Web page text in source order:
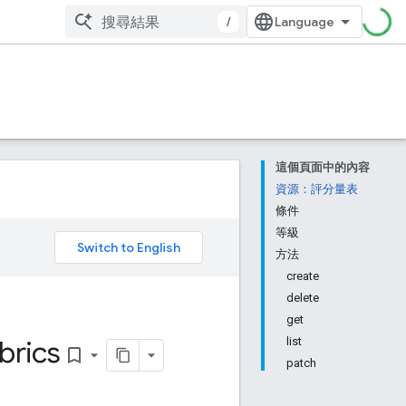
/
這個頁面中的內容
資源：評分量表
條件
等級
方法
create
delete
get
list
patch
bookmark_border